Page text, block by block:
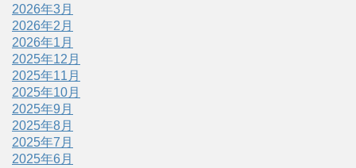
2026年3月
2026年2月
2026年1月
2025年12月
2025年11月
2025年10月
2025年9月
2025年8月
2025年7月
2025年6月